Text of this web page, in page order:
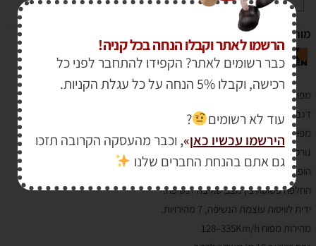
מותג :
מפוח שואב וגורס עלים במוצר איכותי מסדרת הגינון מבית
WORX
דגם : WG505E
מפוח ושואב עלים חשמלי 3000W, בעל להבי מתכת.
גורס עלים וענפים דקים ביחס של 16:1,
הופך פסולת גינה לדשן / קומפוסט,
החלפה פשוטה בין מצב שאיבה לנשיפה.
ידית לוויסות עוצמת הנשיפה, 7 מהירויות.
מהירות מפוח ‎ 128–335Km/h
הרשמו לאתר וקבלו הנחה בכל קניה!
כבר רשומים לאתר? הקפידו להתחבר לפני כל
רכישה, וקבלו 5% הנחה על כל עגלת הקניות.
עוד לא רשומים
?
הירשמו עכשיו כאן»
, וכבר מהעסקה הקרובה תזכו
גם אתם בהנחת החברים שלנו